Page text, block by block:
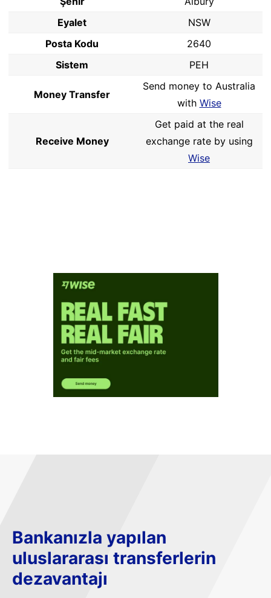
Eyalet
NSW
Posta Kodu
2640
Sistem
PEH
Money Transfer
Send money to Australia
with Wise
Receive Money
Get paid at the real
exchange rate by using
Wise
Bankanızla yapılan
uluslararası transferlerin
dezavantajı